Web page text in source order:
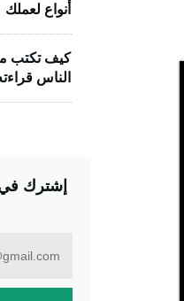
أنواع لعملك
كيف تكتب
الناس
إشترك في